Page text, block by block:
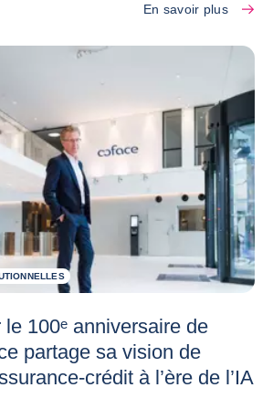
En savoir plus
100ᵉ anniversaire de
partage sa vision de
crédit à l’ère de l’IA